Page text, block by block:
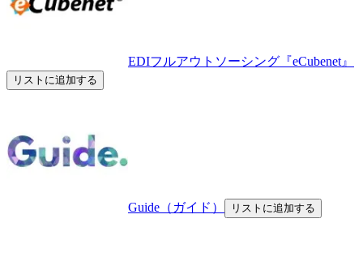
EDIフルアウトソーシング『eCubenet』
リストに追加する
Guide（ガイド） リストに追加する